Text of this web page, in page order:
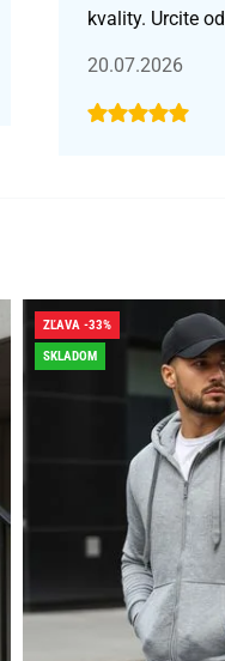
kvality. Urcite
20.07.2026
ZĽAVA -33%
SKLADOM